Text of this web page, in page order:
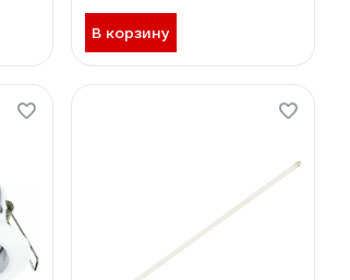
В корзину